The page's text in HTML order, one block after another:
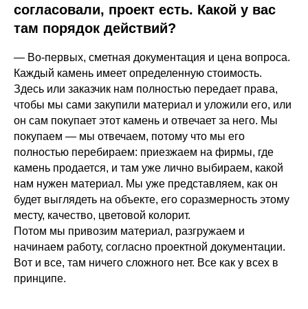
согласовали, проект есть. Какой у вас
там порядок действий?
— Во-первых, сметная документация и цена вопроса.
Каждый камень имеет определенную стоимость.
Здесь или заказчик нам полностью передает права,
чтобы мы сами закупили материал и уложили его, или
он сам покупает этот камень и отвечает за него. Мы
покупаем — мы отвечаем, потому что мы его
полностью перебираем: приезжаем на фирмы, где
камень продается, и там уже лично выбираем, какой
нам нужен материал. Мы уже представляем, как он
будет выглядеть на объекте, его соразмерность этому
месту, качество, цветовой колорит.
Потом мы привозим материал, разгружаем и
начинаем работу, согласно проектной документации.
Вот и все, там ничего сложного нет. Все как у всех в
принципе.